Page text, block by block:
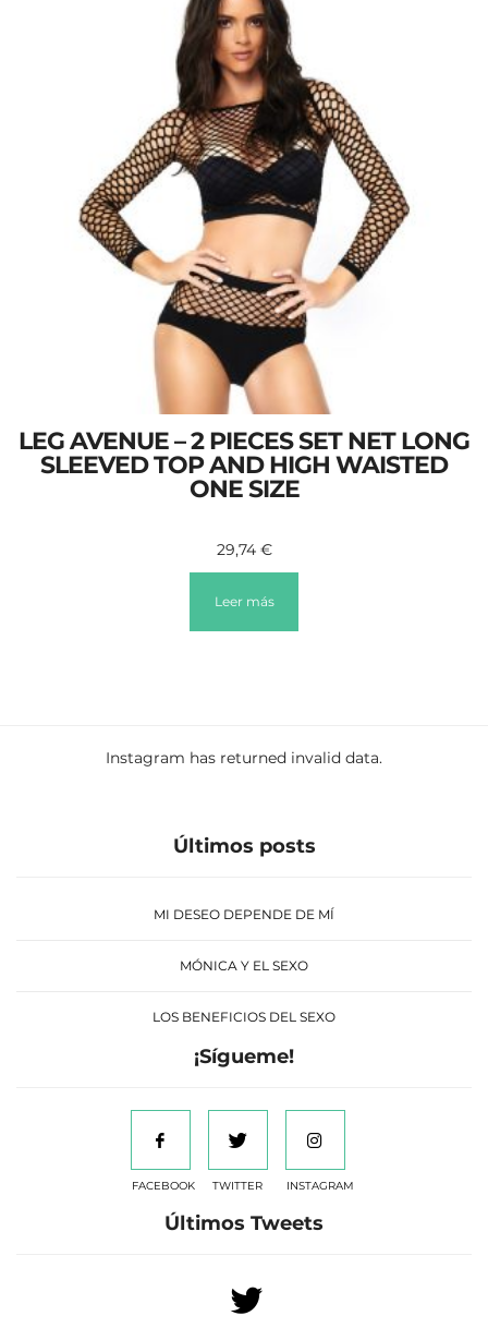
LEG AVENUE – 2 PIECES SET NET LONG
SLEEVED TOP AND HIGH WAISTED
ONE SIZE
29,74 €
Leer más
Instagram has returned invalid data.
Últimos posts
MI DESEO DEPENDE DE MÍ
MÓNICA Y EL SEXO
LOS BENEFICIOS DEL SEXO
¡Sígueme!
FACEBOOK TWITTER INSTAGRAM
Últimos Tweets